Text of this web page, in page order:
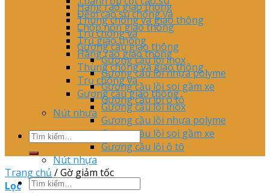
Đệm cao su chống va
Chóp nón giao thông
Trụ giao thông
Hàng rào giao thông
Thùng chống va giao thông
Trụ chông va
Gương cầu giao thông
Gương cầu lồi inox
Gương cầu lồi nhựa polyme
Gương cầu lồi soi gầm xe
Gương cầu lồi ô tô
Nút nhựa
Hàng rào giao thông
Thùng chống va giao thông
Trụ chông va
Gương cầu giao thông
Gương cầu lồi inox
Gương cầu lồi nhựa polyme
Gương cầu lồi soi gầm xe
Gương cầu lồi ô tô
Nút nhựa
Trang chủ /Gờ giảm tốc
Lọc